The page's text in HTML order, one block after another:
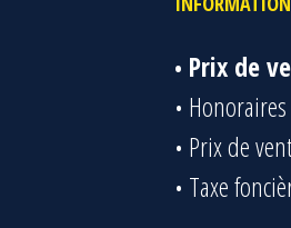
Prix de
Prix de
Taxe